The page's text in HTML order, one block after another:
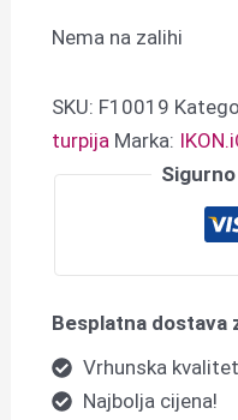
Nema na zalihi
SKU: F10019
turpija Marka:
Besplatna dostava
Vrhunska
Najbolja cijena!